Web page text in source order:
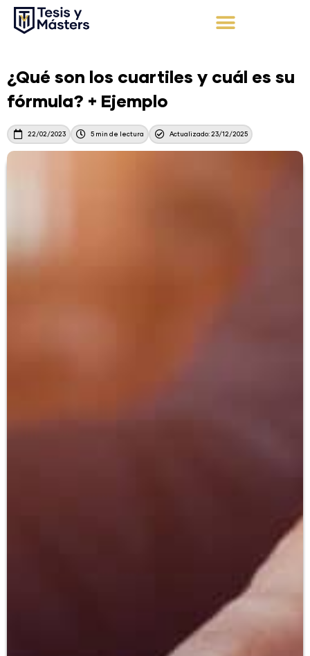
¿Qué son los cuartiles y cuál es su
fórmula? + Ejemplo
22/02/2023 5 min de lectura Actualizado: 23/12/2025